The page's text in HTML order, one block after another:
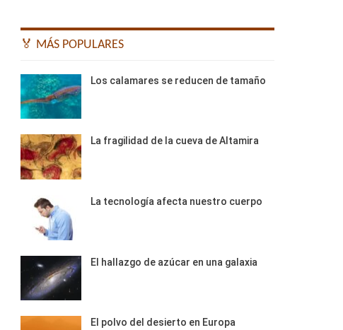
🏅 MÁS POPULARES
Los calamares se reducen de tamaño
La fragilidad de la cueva de Altamira
La tecnología afecta nuestro cuerpo
El hallazgo de azúcar en una galaxia
El polvo del desierto en Europa